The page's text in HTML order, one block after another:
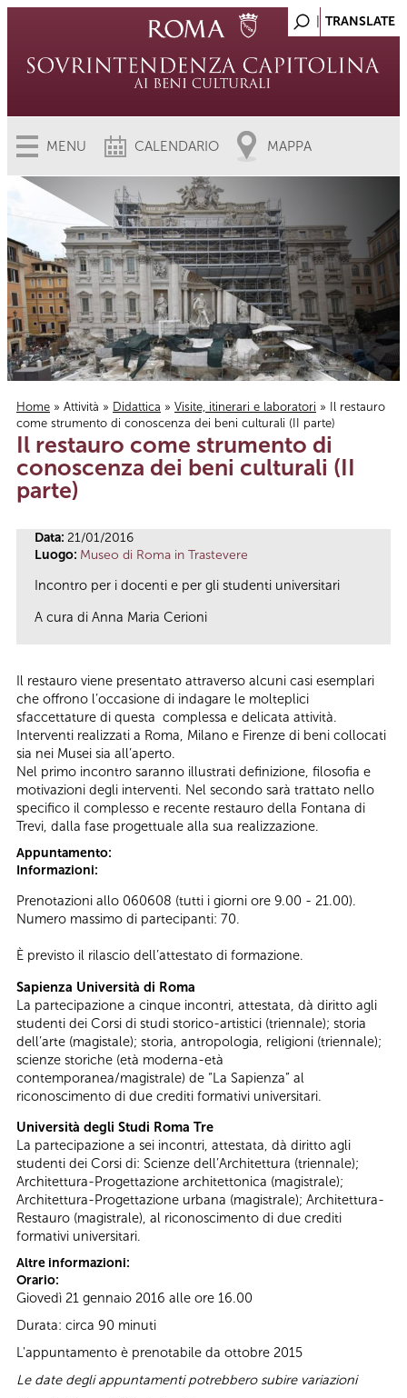
MENU CALENDARIO MAPPA
Tu sei qui
Home » Attività » Didattica » Visite, itinerari e laboratori » Il restauro
come strumento di conoscenza dei beni culturali (II parte)
Il restauro come strumento di
conoscenza dei beni culturali (II
parte)
Data: 21/01/2016
Luogo: Museo di Roma in Trastevere
Incontro per i docenti e per gli studenti universitari
A cura di Anna Maria Cerioni
Il restauro viene presentato attraverso alcuni casi esemplari
che offrono l’occasione di indagare le molteplici
sfaccettature di questa complessa e delicata attività.
Interventi realizzati a Roma, Milano e Firenze di beni collocati
sia nei Musei sia all’aperto.
Nel primo incontro saranno illustrati definizione, filosofia e
motivazioni degli interventi. Nel secondo sarà trattato nello
specifico il complesso e recente restauro della Fontana di
Trevi, dalla fase progettuale alla sua realizzazione.
Appuntamento:
Informazioni:
Prenotazioni allo 060608 (tutti i giorni ore 9.00 - 21.00).
Numero massimo di partecipanti: 70.
È previsto il rilascio dell’attestato di formazione.
Sapienza Università di Roma
La partecipazione a cinque incontri, attestata, dà diritto agli
studenti dei Corsi di studi storico-artistici (triennale); storia
dell’arte (magistale); storia, antropologia, religioni (triennale);
scienze storiche (età moderna-età
contemporanea/magistrale) de “La Sapienza” al
riconoscimento di due crediti formativi universitari.
Università degli Studi Roma Tre
La partecipazione a sei incontri, attestata, dà diritto agli
studenti dei Corsi di: Scienze dell’Architettura (triennale);
Architettura-Progettazione architettonica (magistrale);
Architettura-Progettazione urbana (magistrale); Architettura-
Restauro (magistrale), al riconoscimento di due crediti
formativi universitari.
Altre informazioni:
Orario:
Giovedì 21 gennaio 2016 alle ore 16.00
Durata: circa 90 minuti
L'appuntamento è prenotabile da ottobre 2015
Le date degli appuntamenti potrebbero subire variazioni